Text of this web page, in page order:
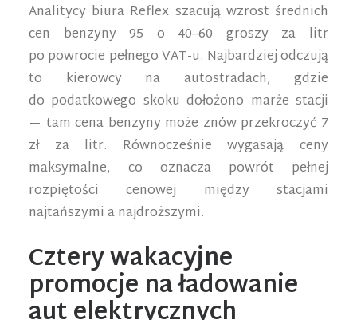
Analitycy biura Reflex szacują wzrost średnich
cen benzyny 95 o 40–60 groszy za litr
po powrocie pełnego VAT-u. Najbardziej odczują
to kierowcy na autostradach, gdzie
do podatkowego skoku dołożono marże stacji
— tam cena benzyny może znów przekroczyć 7
zł za litr. Równocześnie wygasają ceny
maksymalne, co oznacza powrót pełnej
rozpiętości cenowej między stacjami
najtańszymi a najdroższymi.
Cztery wakacyjne
promocje na ładowanie